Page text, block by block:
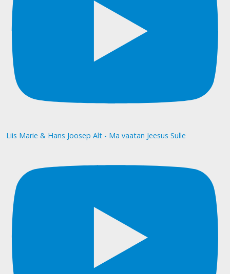
Liis Marie & Hans Joosep Alt - Ma vaatan Jeesus Sulle